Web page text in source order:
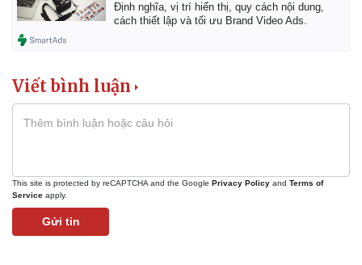
Định nghĩa, vị trí hiển thị, quy cách nội dung,
cách thiết lập và tối ưu Brand Video Ads.
Viết bình luận
This site is protected by reCAPTCHA and the Google Privacy Policy and Terms of
Service apply.
Gửi tin